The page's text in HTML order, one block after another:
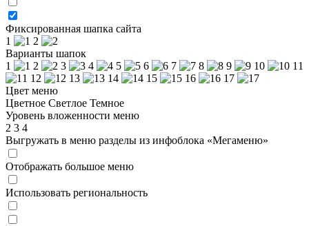
Фиксированная шапка сайта
1
2
Варианты шапок
1
2 3 4 5 6 7 8 9 10
11
12
13 14 15 16
17
Цвет меню
Цветное Светлое Темное
Уровень вложенности меню
2 3 4
Выгружать в меню разделы из инфоблока «Мегаменю»
Отображать большое меню
Использовать региональность